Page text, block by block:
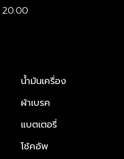
น้ำมันเครื่อง
ผ้าเบรค
แบตเตอรี่
โช้คอัพ